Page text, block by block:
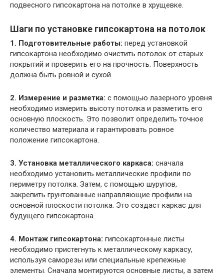
подвесного гипсокартона на потолке в хрущевке.
Шаги по установке гипсокартона на потолок
1. Подготовительные работы: перед установкой
гипсокартона необходимо очистить потолок от старых
покрытий и проверить его на прочность. Поверхность
должна быть ровной и сухой.
2. Измерение и разметка: с помощью лазерного уровня
необходимо измерить высоту потолка и разметить его
основную плоскость. Это позволит определить точное
количество материала и гарантировать ровное
положение гипсокартона.
3. Установка металлического каркаса: сначала
необходимо установить металлические профили по
периметру потолка. Затем, с помощью шурупов,
закрепить грунтованные направляющие профили на
основной плоскости потолка. Это создаст каркас для
будущего гипсокартона.
4. Монтаж гипсокартона: гипсокартонные листы
необходимо пристегнуть к металлическому каркасу,
используя саморезы или специальные крепежные
элементы. Сначала монтируются основные листы, а затем